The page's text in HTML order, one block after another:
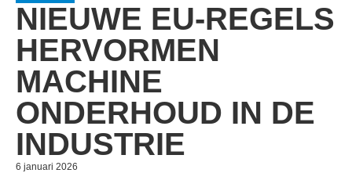
NIEUWE EU-REGELS
HERVORMEN
MACHINE
ONDERHOUD IN DE
INDUSTRIE
6 januari 2026